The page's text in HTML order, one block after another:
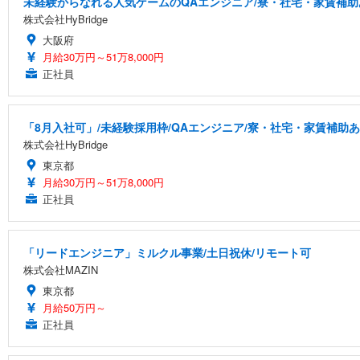
株式会社HyBridge
大阪府
月給30万円～51万8,000円
正社員
「8月入社可」/未経験採用枠/QAエンジニア/寮・社宅・家賃補助
株式会社HyBridge
東京都
月給30万円～51万8,000円
正社員
「リードエンジニア」ミルクル事業/土日祝休/リモート可
株式会社MAZIN
東京都
月給50万円～
正社員